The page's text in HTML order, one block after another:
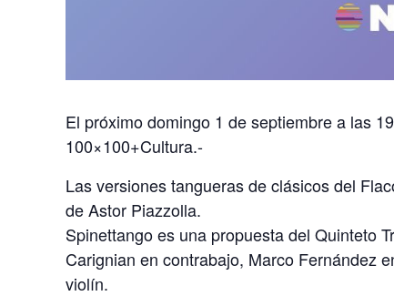
El próximo domingo 1 de septiembre a las
100×100+Cultura.-
Las versiones tangueras de clásicos del
de Astor Piazzolla.
Spinettango es una propuesta del Quinteto
Carignian en contrabajo, Marco Fernández
violín.